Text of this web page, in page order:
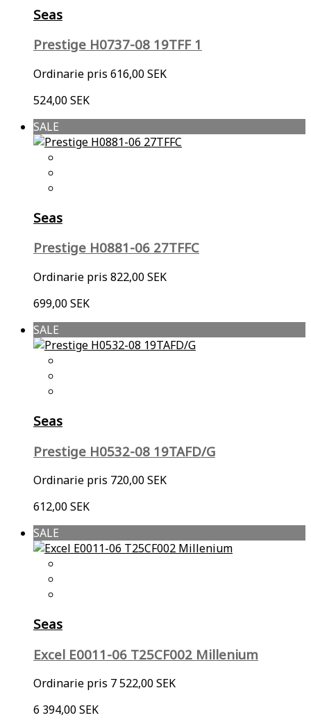
Seas
Prestige H0737-08 19TFF 1
Ordinarie pris 616,00 SEK
524,00 SEK
SALE
Seas
Prestige H0881-06 27TFFC
Ordinarie pris 822,00 SEK
699,00 SEK
SALE
Seas
Prestige H0532-08 19TAFD/G
Ordinarie pris 720,00 SEK
612,00 SEK
SALE
Seas
Excel E0011-06 T25CF002 Millenium
Ordinarie pris 7 522,00 SEK
6 394,00 SEK